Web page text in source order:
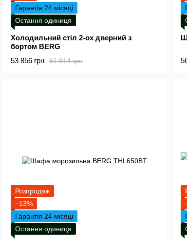
Гарантія 24 місяці
Остання одиниця
Холодильний стіл 2-ох дверний з
бортом BERG
61 914 грн
53 856 грн
Розпродаж
−13%
Гарантія 24 місяці
Остання одиниця